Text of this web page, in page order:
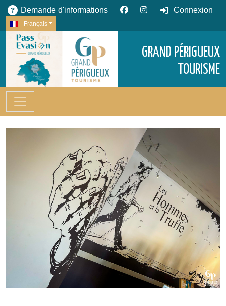
Demande d'informations Connexion
Français
GRAND PÉRIGUEUX
TOURISME